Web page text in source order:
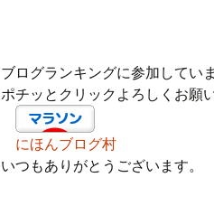
ブログランキングに参加していま
ポチッとクリックよろしくお願
にほんブログ村
いつもありがとうございます。